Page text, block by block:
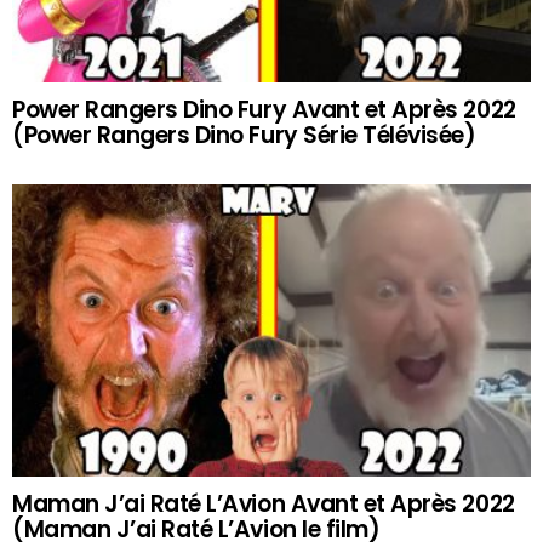
Power Rangers Dino Fury Avant et Après 2022
(Power Rangers Dino Fury Série Télévisée)
Maman J’ai Raté L’Avion Avant et Après 2022
(Maman J’ai Raté L’Avion le film)